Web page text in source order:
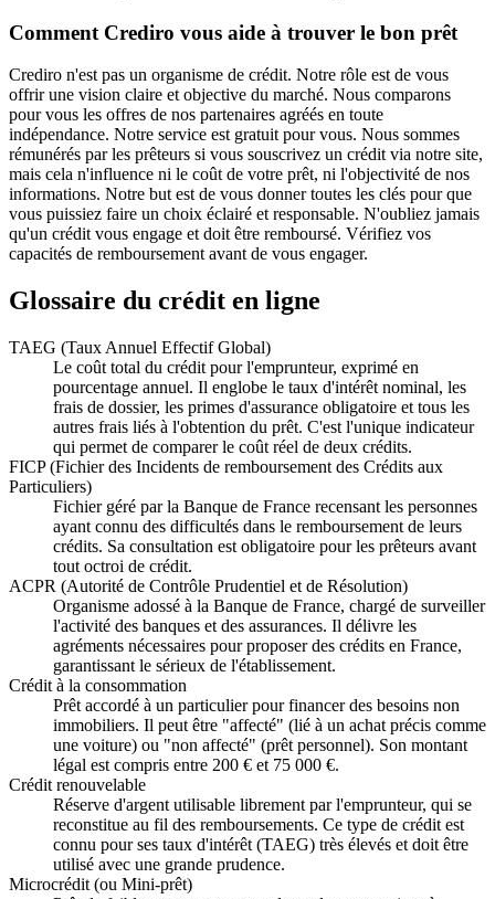
Comment Crediro vous aide à trouver le bon prêt
Crediro n'est pas un organisme de crédit. Notre rôle est de vous
offrir une vision claire et objective du marché. Nous comparons
pour vous les offres de nos partenaires agréés en toute
indépendance. Notre service est gratuit pour vous. Nous sommes
rémunérés par les prêteurs si vous souscrivez un crédit via notre site,
mais cela n'influence ni le coût de votre prêt, ni l'objectivité de nos
informations. Notre but est de vous donner toutes les clés pour que
vous puissiez faire un choix éclairé et responsable. N'oubliez jamais
qu'un crédit vous engage et doit être remboursé. Vérifiez vos
capacités de remboursement avant de vous engager.
Glossaire du crédit en ligne
TAEG (Taux Annuel Effectif Global)
Le coût total du crédit pour l'emprunteur, exprimé en
pourcentage annuel. Il englobe le taux d'intérêt nominal, les
frais de dossier, les primes d'assurance obligatoire et tous les
autres frais liés à l'obtention du prêt. C'est l'unique indicateur
qui permet de comparer le coût réel de deux crédits.
FICP (Fichier des Incidents de remboursement des Crédits aux
Particuliers)
Fichier géré par la Banque de France recensant les personnes
ayant connu des difficultés dans le remboursement de leurs
crédits. Sa consultation est obligatoire pour les prêteurs avant
tout octroi de crédit.
ACPR (Autorité de Contrôle Prudentiel et de Résolution)
Organisme adossé à la Banque de France, chargé de surveiller
l'activité des banques et des assurances. Il délivre les
agréments nécessaires pour proposer des crédits en France,
garantissant le sérieux de l'établissement.
Crédit à la consommation
Prêt accordé à un particulier pour financer des besoins non
immobiliers. Il peut être "affecté" (lié à un achat précis comme
une voiture) ou "non affecté" (prêt personnel). Son montant
légal est compris entre 200 € et 75 000 €.
Crédit renouvelable
Réserve d'argent utilisable librement par l'emprunteur, qui se
reconstitue au fil des remboursements. Ce type de crédit est
connu pour ses taux d'intérêt (TAEG) très élevés et doit être
utilisé avec une grande prudence.
Microcrédit (ou Mini-prêt)